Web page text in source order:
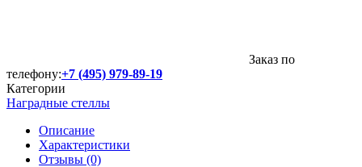
Заказ по
телефону:+7 (495) 979-89-19
Категории
Наградные стеллы
Описание
Характеристики
Отзывы (0)